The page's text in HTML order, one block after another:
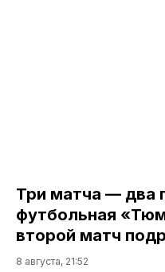
Три матча — два
футбольная
второй матч
8 августа, 21:52